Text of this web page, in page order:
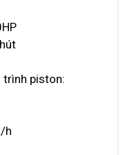
trình piston:
h